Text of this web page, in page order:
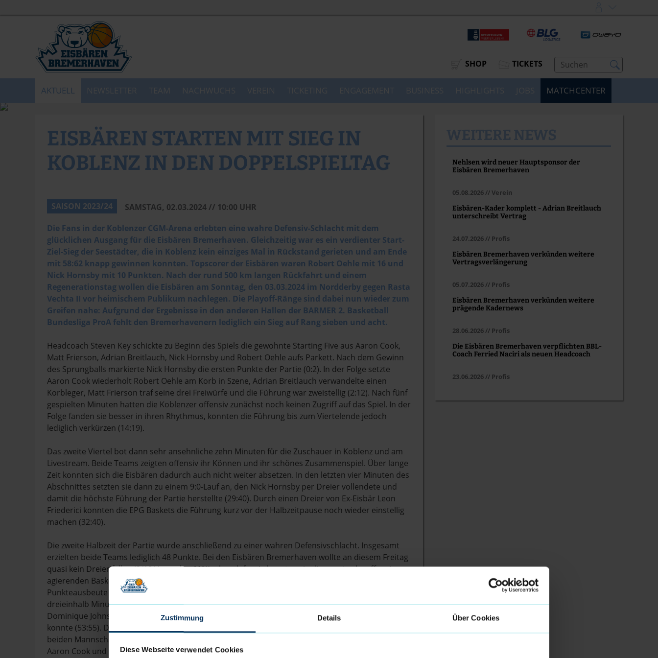
Zustimmung Details Über Cookies
Diese Webseite verwendet Cookies
SHOP TICKETS
AKTUELL MATCHCENTER
EISBÄREN STARTEN MIT SIEG IN
KOBLENZ IN DEN DOPPELSPIELTAG
SAISON 2023/24
SAMSTAG, 02.03.2024 // 10:00 UHR
Die Fans in der Koblenzer CGM-Arena erlebten eine wahre Defensiv-Schlacht mit dem
glücklichen Ausgang für die Eisbären Bremerhaven. Gleichzeitig war es ein verdienter Start-
Ziel-Sieg der Seestädter, die in Koblenz kein einziges Mal in Rückstand gerieten und am Ende
mit 58:62 knapp gewinnen konnten. Topscorer der Eisbären waren Robert Oehle mit 16 und
Nick Hornsby mit 10 Punkten. Nach der rund 500 km langen Rückfahrt und einem
Regenerationstag wollen die Eisbären am Sonntag, den 03.03.2024 im Nordderby gegen Rasta
Vechta II vor heimischem Publikum nachlegen. Die Playoff-Ränge sind dabei nun wieder zum
Greifen nahe: Aufgrund der Ergebnisse in den anderen Hallen der BARMER 2. Basketball
Bundesliga ProA fehlt den Bremerhavenern lediglich ein Sieg auf Rang sieben und acht.
Headcoach Steven Key schickte zu Beginn des Spiels die gewohnte Starting Five aus Aaron Cook,
Matt Frierson, Adrian Breitlauch, Nick Hornsby und Robert Oehle aufs Parkett. Nach dem Gewinn
des Sprungballs markierte Nick Hornsby die ersten Punkte der Partie (0:2). In der Folge setzte
Aaron Cook wiederholt Robert Oehle am Korb in Szene, Adrian Breitlauch verwandelte einen
Korbleger, Matt Frierson traf seine drei Freiwürfe und die Führung war zweistellig (2:12). Nach fünf
gespielten Minuten hatten die Koblenzer offensiv zunächst noch keinen Zugriff auf das Spiel. In der
Folge fanden sie besser in ihren Rhythmus, konnten die Führung bis zum Viertelende jedoch
lediglich verkürzen (14:19).
Das zweite Viertel bot dann sehr ansehnliche zehn Minuten für die Zuschauer in Koblenz und am
Livestream. Beide Teams zeigten offensiv ihr Können und ihr schönes Zusammenspiel. Über lange
Zeit konnten sich die Eisbären dadurch auch nicht weiter absetzen. In den letzten vier Minuten des
Abschnittes setzten sie dann zu einem 9:0-Lauf an, den Nick Hornsby per Dreier vollendete und
damit die höchste Führung der Partie herstellte (29:40). Durch einen Dreier von Ex-Eisbär Leon
Friederici konnten die EPG Baskets die Führung kurz vor der Halbzeitpause noch wieder einstellig
machen (32:40).
Die zweite Halbzeit der Partie wurde anschließend zu einer wahren Defensivschlacht. Insgesamt
erzielten beide Teams lediglich 48 Punkte. Bei den Eisbären Bremerhaven wollte an diesem Freitag
quasi kein Dreier fallen (2/18 Versuche, 11%), aber defensiv konnten sie die sonst sehr offensiv
agierenden Baskets gut stoppen. Während das dritte Viertel noch mit recht normaler
Punkteausbeute für ein Pro-A-Spiel verlief und mit 18:15 für Koblenz endete, fiel in den ersten
dreieinhalb Minuten der letzten zehn Minuten kein einziger Korb. Auf Koblenzer Seite war es mit
Dominique Johnson schließlich ein weiterer Ex-Eisbär, der die ersten Punkte des Viertels erzielen
konnte (53:55). Die Spannung und den unbedingten Willen, einen Sieg einzufahren, spürte man bei
beiden Mannschaften. Defensiv schalteten sie sich weiter gegenseitig aus und am Ende behielten
Aaron Cook und Nick Hornsby an der Freiwurflinie die Nerven, auch wenn Nick Hornsby sich
Nehlsen wird neuer Hauptsponsor der
Eisbären Bremerhaven
05.08.2026 // Verein
Eisbären-Kader komplett - Adrian Breitlauch
unterschreibt Vertrag
24.07.2026 // Profis
Eisbären Bremerhaven verkünden weitere
Vertragsverlängerung
05.07.2026 // Profis
Eisbären Bremerhaven verkünden weitere
prägende Kadernews
28.06.2026 // Profis
Die Eisbären Bremerhaven verpflichten BBL-
Coach Ferried Naciri als neuen Headcoach
23.06.2026 // Profis